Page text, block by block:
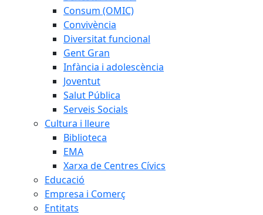
Consum (OMIC)
Convivència
Diversitat funcional
Gent Gran
Infància i adolescència
Joventut
Salut Pública
Serveis Socials
Cultura i lleure
Biblioteca
EMA
Xarxa de Centres Cívics
Educació
Empresa i Comerç
Entitats